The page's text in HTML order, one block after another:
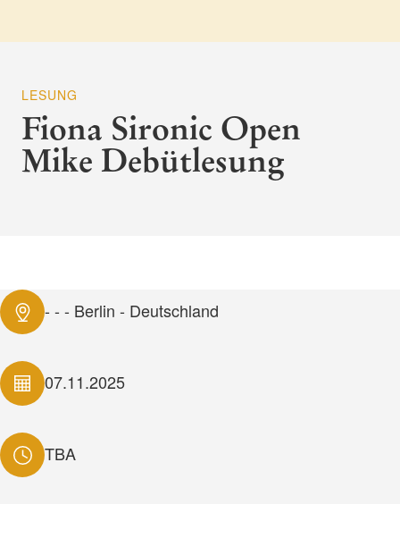
LESUNG
Fiona Sironic Open
Mike Debütlesung
- - - Berlin - Deutschland
07.11.2025
TBA